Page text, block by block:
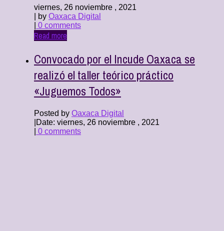
viernes, 26 noviembre , 2021
| by Oaxaca Digital
0 comments
Read more
Convocado por el Incude Oaxaca se
realizó el taller teórico práctico
«Juguemos Todos»
Posted by Oaxaca Digital
Date: viernes, 26 noviembre , 2021
0 comments